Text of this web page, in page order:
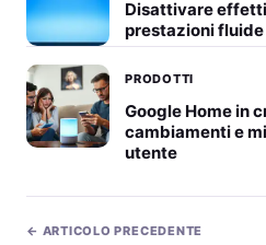
Disattivare
prestazioni
PRODOTTI
Google Home in
cambiamenti e
utente
← ARTICOLO PRECEDENTE